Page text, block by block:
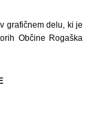
grafičnem delu, ki je
Občine Rogaška